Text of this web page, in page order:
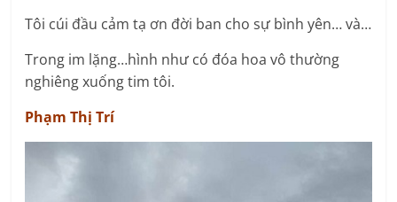
Tôi cúi đầu cảm tạ ơn đời ban cho sự bình yên… và…
Trong im lặng…hình như có đóa hoa vô thường
nghiêng xuống tim tôi.
Phạm Thị Trí